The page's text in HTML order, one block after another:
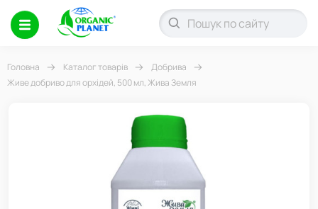
Головна Каталог товарів
Добрива
Живе добриво для орхідей, 500 мл, Жива Земля